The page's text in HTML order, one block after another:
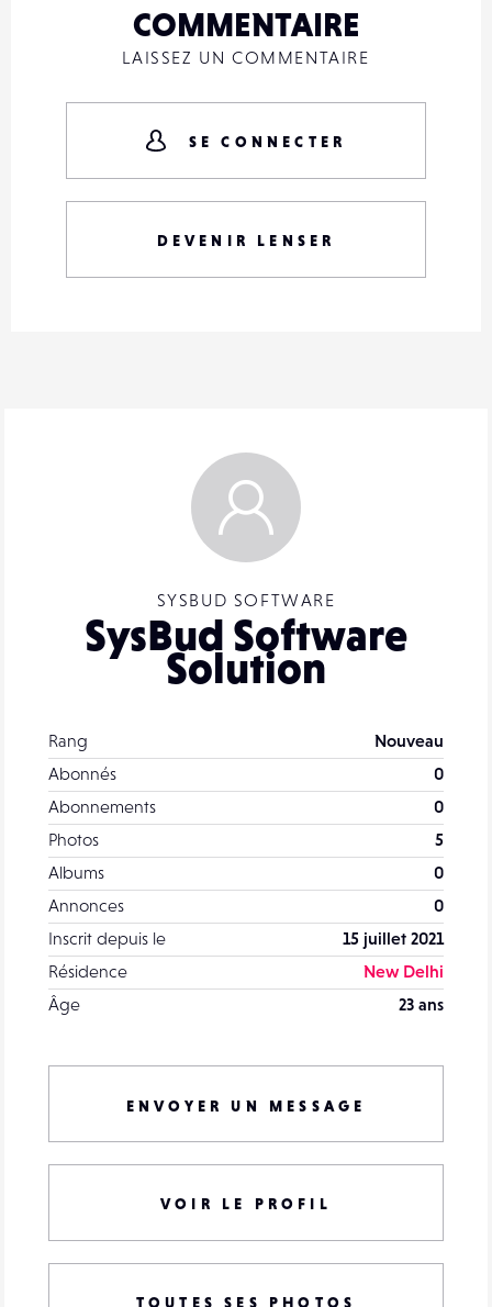
SYSBUD SOFTWARE
SysBud Software
Solution
Rang
Nouveau
Abonnés
0
Abonnements
0
Photos
5
Albums
0
Annonces
0
Inscrit depuis le
15 juillet 2021
Résidence
New Delhi
Âge
23 ans
ENVOYER UN MESSAGE
VOIR LE PROFIL
TOUTES SES PHOTOS
COMMENTAIRE
LAISSEZ UN COMMENTAIRE
SE CONNECTER
DEVENIR LENSER